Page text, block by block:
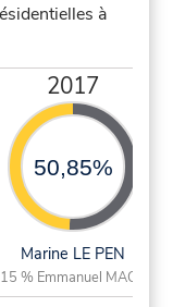
à
2017
50,85%
Marine LE PEN
% Emmanuel MACRON